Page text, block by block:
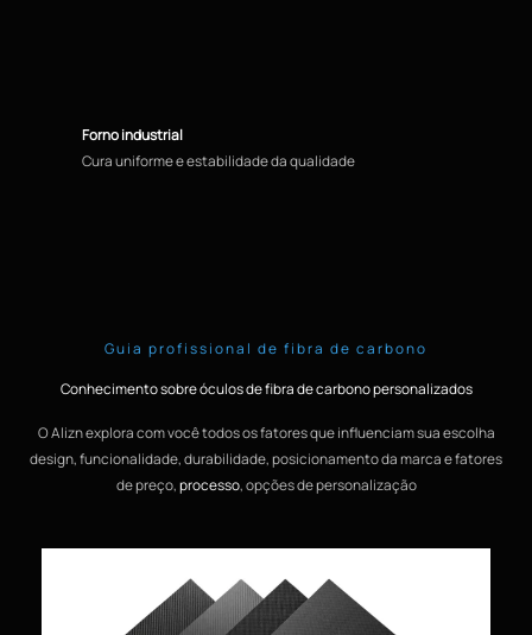
Forno industrial
Cura uniforme e estabilidade da qualidade
Guia profissional de fibra de carbono
Conhecimento sobre óculos de fibra de carbono personalizados
O Alizn explora com você todos os fatores que influenciam sua escolha
design, funcionalidade, durabilidade, posicionamento da marca e fatores
de preço,processo, opções de personalização